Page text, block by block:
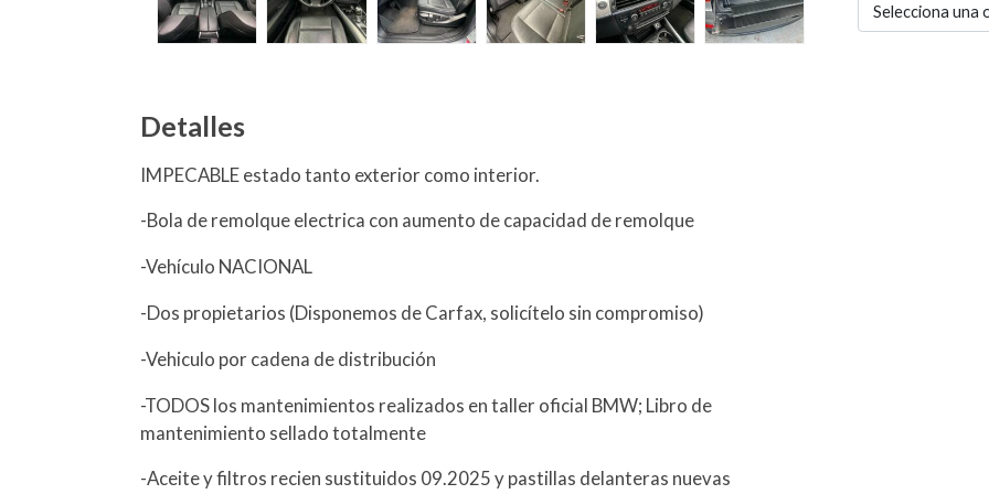
Detalles
IMPECABLE estado tanto exterior como interior.
-Bola de remolque electrica con aumento de capacidad de remolque
-Vehículo NACIONAL
-Dos propietarios (Disponemos de Carfax, solicítelo sin compromiso)
-Vehiculo por cadena de distribución
-TODOS los mantenimientos realizados en taller oficial BMW; Libro de
mantenimiento sellado totalmente
-Aceite y filtros recien sustituidos 09.2025 y pastillas delanteras nuevas
Selecciona una